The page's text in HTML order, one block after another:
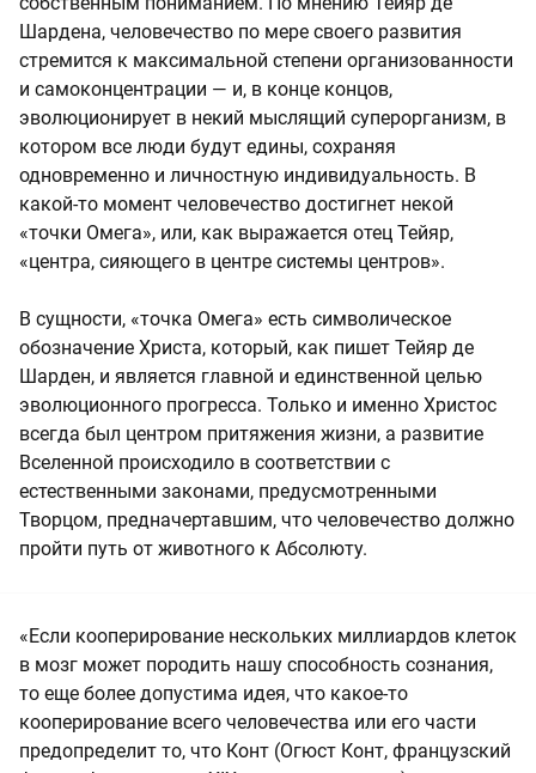
Шардена, человечество по мере своего развития
стремится к максимальной степени организованности
и самоконцентрации — и, в конце концов,
эволюционирует в некий мыслящий суперорганизм, в
котором все люди будут едины, сохраняя
одновременно и личностную индивидуальность. В
какой-то момент человечество достигнет некой
«точки Омега», или, как выражается отец Тейяр,
«центра, сияющего в центре системы центров».
В сущности, «точка Омега» есть символическое
обозначение Христа, который, как пишет Тейяр де
Шарден, и является главной и единственной целью
эволюционного прогресса. Только и именно Христос
всегда был центром притяжения жизни, а развитие
Вселенной происходило в соответствии с
естественными законами, предусмотренными
Творцом, предначертавшим, что человечество должно
пройти путь от животного к Абсолюту.
«Если кооперирование нескольких миллиардов клеток
в мозг может породить нашу способность сознания,
то еще более допустима идея, что какое-то
кооперирование всего человечества или его части
предопределит то, что Конт (Огюст Конт, французский